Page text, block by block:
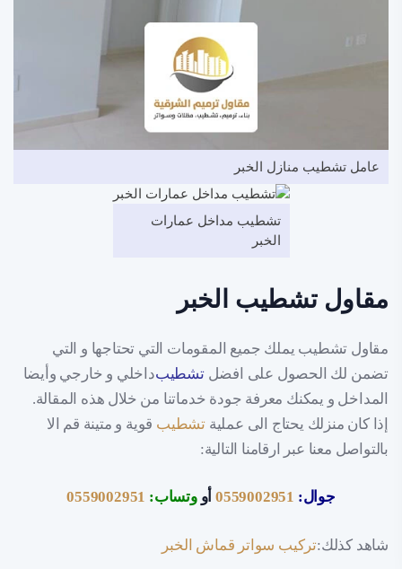
عامل تشطيب منازل الخبر
تشطيب مداخل عمارات
الخبر
مقاول تشطيب الخبر
مقاول تشطيب يملك جميع المقومات التي تحتاجها و التي
تضمن لك الحصول على افضلتشطيبداخلي و خارجي وأيضا
المداخل و يمكنك معرفة جودة خدماتنا من خلال هذه المقالة.
إذا كان منزلك يحتاج الى عملية تشطيب قوية و متينة قم الا
بالتواصل معنا عبر ارقامنا التالية:
جوال: 0559002951 أووتساب: 0559002951
شاهد كذلك:تركيب سواتر قماش الخبر